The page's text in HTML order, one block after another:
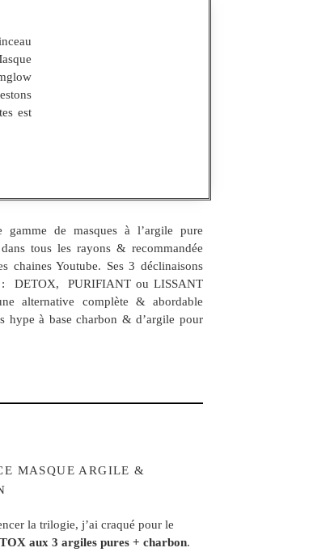
est
gamme de masques à l’argile pure
tous les rayons & recommandée
chaines Youtube. Ses 3 déclinaisons
: DETOX, PURIFIANT ou LISSANT
alternative complète & abordable
hype à base charbon & d’argile pour
MASQUE ARGILE &
la trilogie, j’ai craqué pour le
aux 3 argiles pures + charbon.